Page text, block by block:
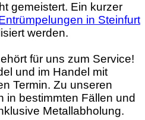
gemeistert. Ein kurzer
in Steinfurt
werden.
für uns zum Service!
und im Handel mit
Termin. Zu unseren
in bestimmten Fällen und
Metallabholung.